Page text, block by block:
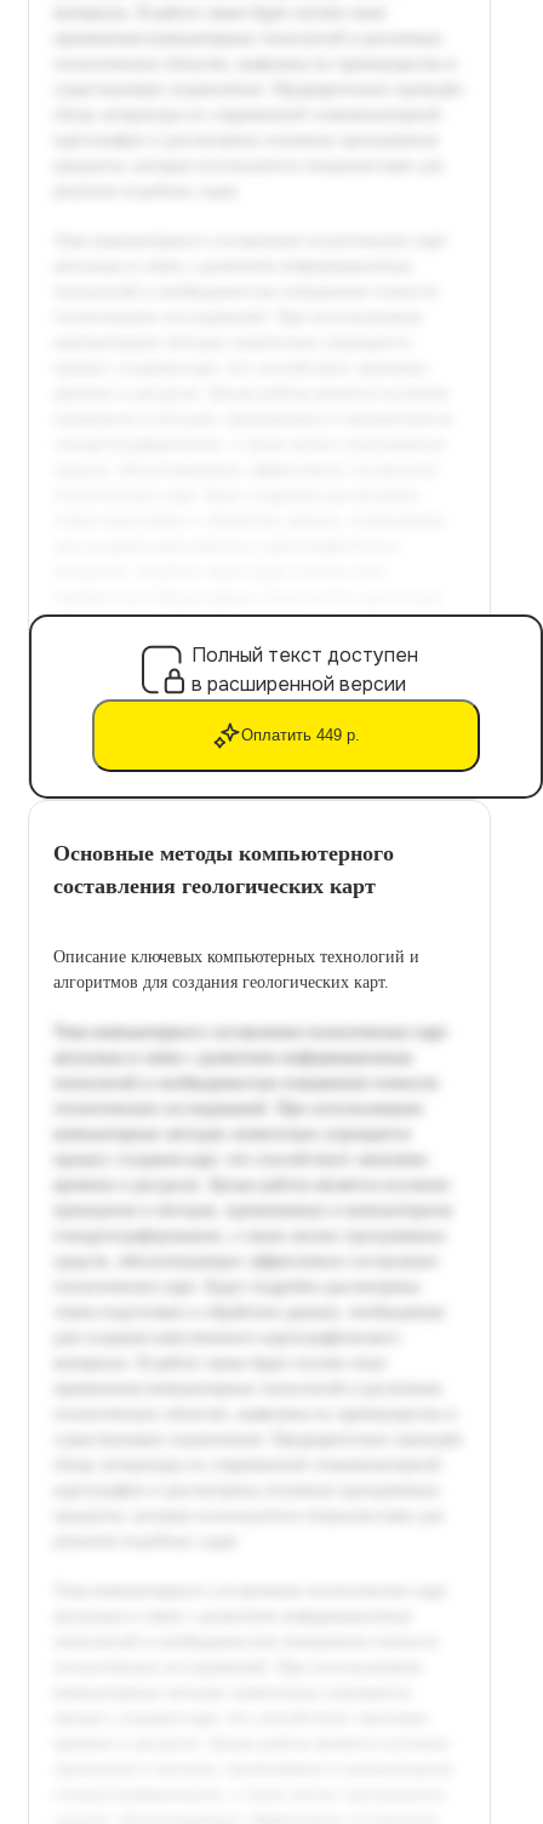
Полный текст доступен
в расширенной версии
Оплатить 449 р.
Основные методы компьютерного
составления геологических карт
Описание ключевых компьютерных технологий и
алгоритмов для создания геологических карт.